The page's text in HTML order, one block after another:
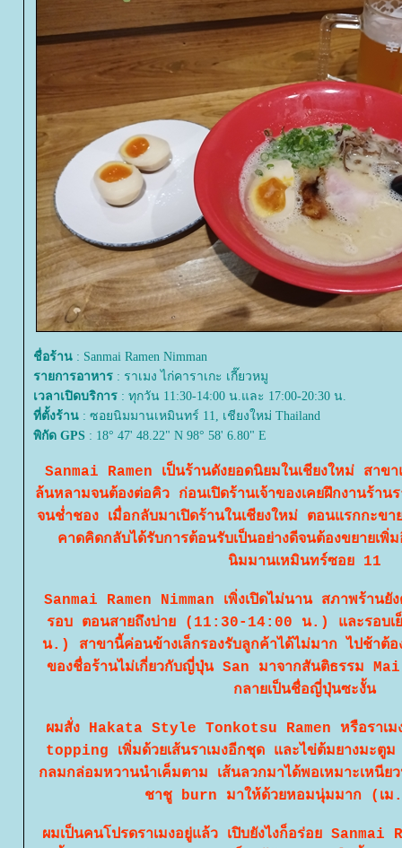
ชื่อร้าน : Sanmai Ramen Nimman
รายการอาหาร : ราเมง ไก่คาราเกะ เกี๊ยวหมู
เวลาเปิดบริการ : ทุกวัน 11:30-14:00 น.และ 17:00-20:30 น.
ที่ตั้งร้าน : ซอยนิมมานเหมินทร์ 11, เชียงใหม่ Thailand
พิกัด GPS : 18° 47' 48.22" N 98° 58' 6.80" E
Sanmai Ramen เป็นร้านดังยอดนิยมในเชียงใหม่ สาข
ล้นหลามจนต้องต่อคิว ก่อนเปิดร้านเจ้าของเคยฝึกงานร้าน
จนช่ำชอง เมื่อกลับมาเปิดร้านในเชียงใหม่ ตอนแรกกะ
คาดคิดกลับได้รับการต้อนรับเป็นอย่างดีจนต้องขยายเพิ่
นิมมานเหมินทร์ซอย 11
Sanmai Ramen Nimman เพิ่งเปิดไม่นาน สภาพร้าน
รอบ ตอนสายถึงบ่าย (11:30-14:00 น.) และรอบ
น.) สาขานี้ค่อนข้างเล็กรองรับลูกค้าได้ไม่มาก ไปช้าต้
ของชื่อร้านไม่เกี่ยวกับญี่ปุ่น San มาจากสันติธรรม
กลายเป็นชื่อญี่ปุ่นซะงั้น
ผมสั่ง Hakata Style Tonkotsu Ramen หรือราเม
topping เพิ่มด้วยเส้นราเมงอีกชุด และไข่ต้มยางมะตู
กลมกล่อมหวานนำเค็มตาม เส้นลวกมาได้พอเหมาะเหนีย
ชาชู burn มาให้ด้วยหอมนุ่มมาก (เ
ผมเป็นคนโปรดราเมงอยู่แล้ว เปิบยังไงก็อร่อย Sanmai